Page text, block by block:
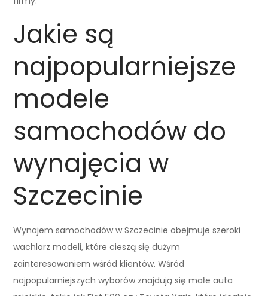
Jakie są
najpopularniejsze
modele
samochodów do
wynajęcia w
Szczecinie
Wynajem samochodów w Szczecinie obejmuje szeroki
wachlarz modeli, które cieszą się dużym
zainteresowaniem wśród klientów. Wśród
najpopularniejszych wyborów znajdują się małe auta